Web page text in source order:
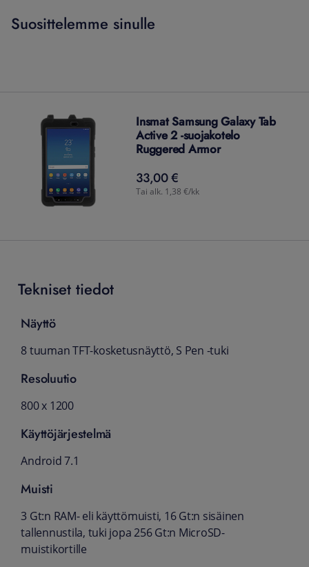
Suosittelemme sinulle
Insmat Samsung Galaxy Tab
Active 2 -suojakotelo
Ruggered Armor
33,00 €
33,00€
Tai alk. 1,38 €/kk
Tekniset tiedot
Näyttö
8 tuuman TFT-kosketusnäyttö, S Pen -tuki
Resoluutio
800 x 1200
Käyttöjärjestelmä
Android 7.1
Muisti
3 Gt:n RAM- eli käyttömuisti, 16 Gt:n sisäinen
tallennustila, tuki jopa 256 Gt:n MicroSD-
muistikortille